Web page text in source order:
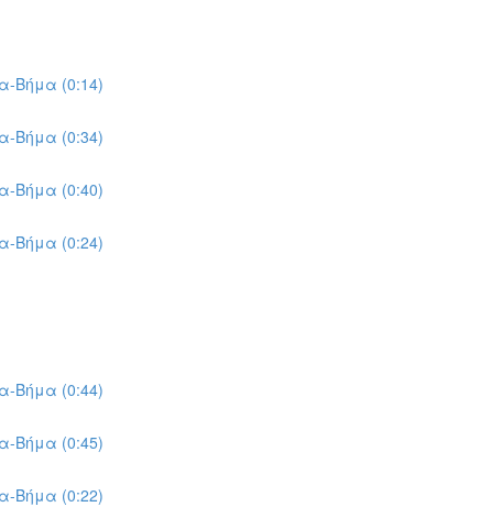
Βήμα (0:14)
Βήμα (0:34)
Βήμα (0:40)
Βήμα (0:24)
Βήμα (0:44)
Βήμα (0:45)
Βήμα (0:22)